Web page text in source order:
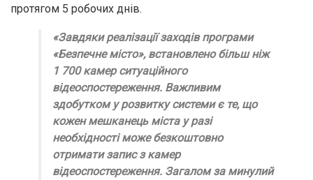
протягом 5 робочих днів.
«Завдяки реалізації заходів програми
«Безпечне місто», встановлено більш ніж
1 700 камер ситуаційного
відеоспостереження. Важливим
здобутком у розвитку системи є те, що
кожен мешканець міста у разі
необхідності може безкоштовно
отримати запис з камер
відеоспостереження. Загалом за минулий